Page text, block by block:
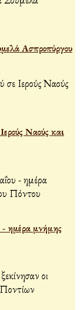
Ασπροπύργου
Ναούς και
ημέρα μνήμης